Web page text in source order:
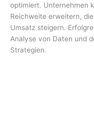
optimiert. Unternehmen
Reichweite erweitern,
Umsatz steigern.
Analyse von Daten und
Strategien.